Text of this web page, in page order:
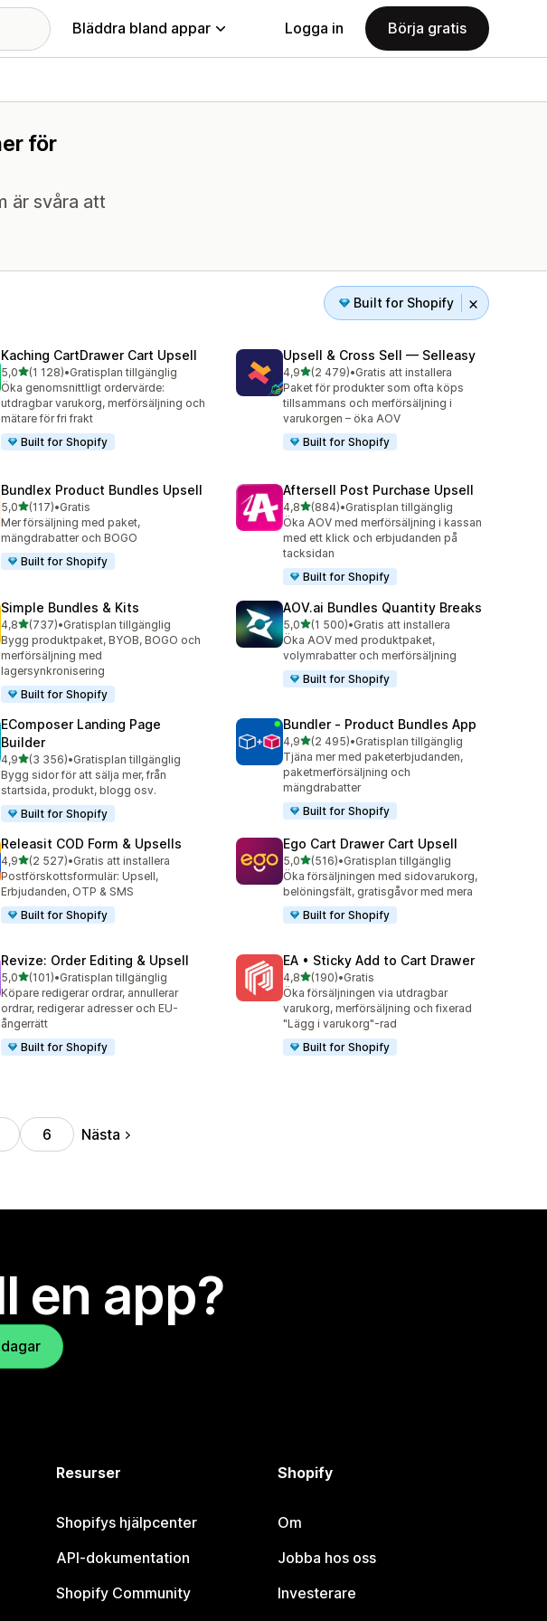
Bläddra bland appar Logga in Börja gratis
för
är svåra att
Built for Shopify
Kaching CartDrawer Cart Upsell
5,0av 5 stjärnor
(1 128)
1128 recensioner totalt
•Gratisplan tillgänglig
Öka genomsnittligt ordervärde:
utdragbar varukorg, merförsäljning och
mätare för fri frakt
Built for Shopify
Upsell & Cross Sell — Selleasy
4,9av 5 stjärnor
(2 479)
2479 recensioner totalt
•Gratis att installera
Paket för produkter som ofta köps
tillsammans och merförsäljning i
varukorgen – öka AOV
Built for Shopify
Bundlex Product Bundles Upsell
5,0av 5 stjärnor
(117)
117 recensioner totalt
•Gratis
Mer försäljning med paket,
mängdrabatter och BOGO
Built for Shopify
Aftersell Post Purchase Upsell
4,8av 5 stjärnor
(884)
884 recensioner totalt
•Gratisplan tillgänglig
Öka AOV med merförsäljning i kassan
med ett klick och erbjudanden på
tacksidan
Built for Shopify
Simple Bundles & Kits
4,8av 5 stjärnor
(737)
737 recensioner totalt
•Gratisplan tillgänglig
Bygg produktpaket, BYOB, BOGO och
merförsäljning med
lagersynkronisering
Built for Shopify
AOV.ai Bundles Quantity Breaks
5,0av 5 stjärnor
(1 500)
1500 recensioner totalt
•Gratis att installera
Öka AOV med produktpaket,
volymrabatter och merförsäljning
Built for Shopify
EComposer Landing Page
Builder
4,9av 5 stjärnor
(3 356)
3356 recensioner totalt
•Gratisplan tillgänglig
Bygg sidor för att sälja mer, från
startsida, produkt, blogg osv.
Built for Shopify
Bundler ‑ Product Bundles App
4,9av 5 stjärnor
(2 495)
2495 recensioner totalt
•Gratisplan tillgänglig
Tjäna mer med paketerbjudanden,
paketmerförsäljning och
mängdrabatter
Built for Shopify
Releasit COD Form & Upsells
4,9av 5 stjärnor
(2 527)
2527 recensioner totalt
•Gratis att installera
Postförskottsformulär: Upsell,
Erbjudanden, OTP & SMS
Built for Shopify
Ego Cart Drawer Cart Upsell
5,0av 5 stjärnor
(516)
516 recensioner totalt
•Gratisplan tillgänglig
Öka försäljningen med sidovarukorg,
belöningsfält, gratisgåvor med mera
Built for Shopify
Revize: Order Editing & Upsell
5,0av 5 stjärnor
(101)
101 recensioner totalt
•Gratisplan tillgänglig
Köpare redigerar ordrar, annullerar
ordrar, redigerar adresser och EU-
ångerrätt
Built for Shopify
EA • Sticky Add to Cart Drawer
4,8av 5 stjärnor
(190)
190 recensioner totalt
•Gratis
Öka försäljningen via utdragbar
varukorg, merförsäljning och fixerad
"Lägg i varukorg"-rad
Built for Shopify
6 Nästa
en app?
Resurser
Shopifys hjälpcenter
API-dokumentation
Shopify Community
Shopify
Om
Jobba hos oss
Investerare